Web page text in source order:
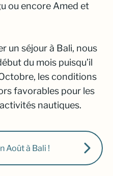
ou encore Amed et
un séjour à Bali, nous
du mois puisqu’il
les conditions
favorables pour les
nautiques.
Août à Bali !